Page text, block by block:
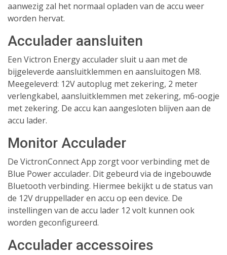
aanwezig zal het normaal opladen van de accu weer
worden hervat.
Acculader aansluiten
Een Victron Energy acculader sluit u aan met de
bijgeleverde aansluitklemmen en aansluitogen M8.
Meegeleverd: 12V autoplug met zekering, 2 meter
verlengkabel, aansluitklemmen met zekering, m6-oogje
met zekering. De accu kan aangesloten blijven aan de
accu lader.
Monitor Acculader
De VictronConnect App zorgt voor verbinding met de
Blue Power acculader. Dit gebeurd via de ingebouwde
Bluetooth verbinding. Hiermee bekijkt u de status van
de 12V druppellader en accu op een device. De
instellingen van de accu lader 12 volt kunnen ook
worden geconfigureerd.
Acculader accessoires